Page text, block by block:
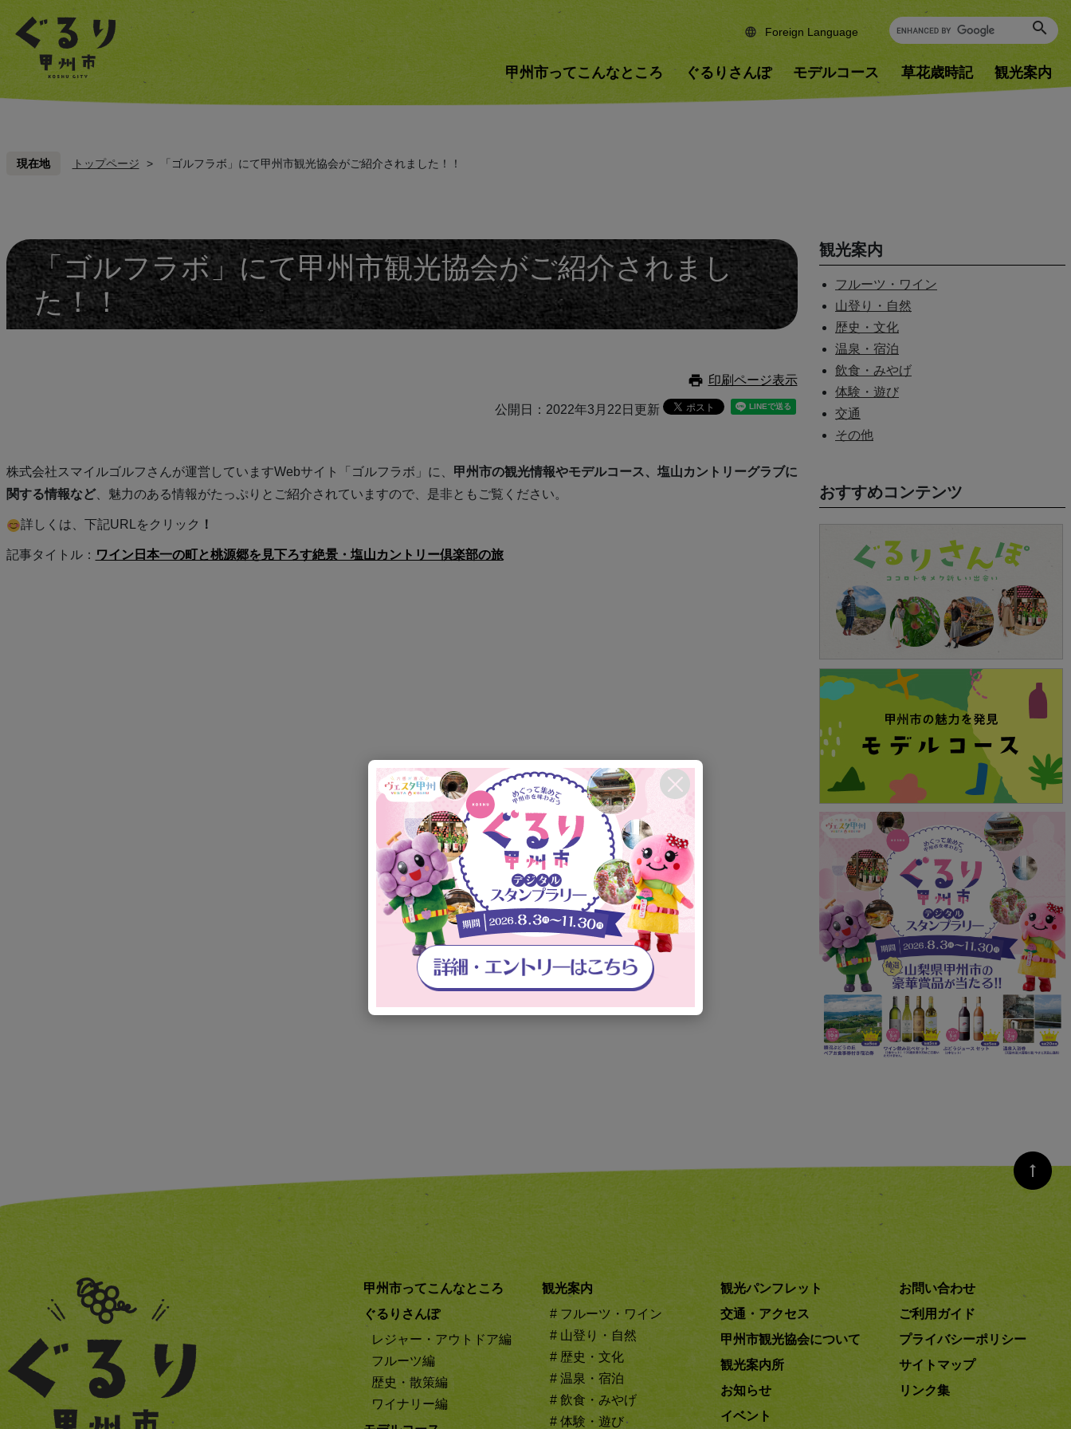
ペ
ー
ジ
の
先
こ
こ
を
読
み
へ
ペ
ー
ジ
の
先
こ
こ
を
読
み
へ
Foreign Language
甲州市ってこんなところ ぐるりさんぽ モデルコース 草花歳時記 観光案内
現在地 トップページ > 「ゴルフラボ」にて甲州市観光協会がご紹介されました！！
「ゴルフラボ」にて甲州市観光協会がご紹介されまし
た！！
印刷ページ表示
公開日：2022年3月22日更新
株式会社スマイルゴルフさんが運営していますWebサイト「ゴルフラボ」に、 甲州市の観光情報やモデルコース、塩山カントリーグラブに
関する情報など、魅力のある情報がたっぷりとご紹介されていますので、是非ともご覧ください。
詳しくは、下記URLをクリック ！
記事タイトル： ワイン日本一の町と桃源郷を見下ろす絶景・塩山カントリー倶楽部の旅
観光案内
フルーツ・ワイン
山登り・自然
歴史・文化
温泉・宿泊
飲食・みやげ
体験・遊び
交通
その他
おすすめコンテンツ
甲州市ってこんなところ
ぐるりさんぽ
レジャー・アウトドア編
フルーツ編
歴史・散策編
ワイナリー編
観光案内
# フルーツ・ワイン
# 山登り・自然
# 歴史・文化
# 温泉・宿泊
# 飲食・みやげ
# 体験・遊び
観光パンフレット
交通・アクセス
甲州市観光協会について
観光案内所
お知らせ
イベント
お問い合わせ
ご利用ガイド
プライバシーポリシー
サイトマップ
リンク集